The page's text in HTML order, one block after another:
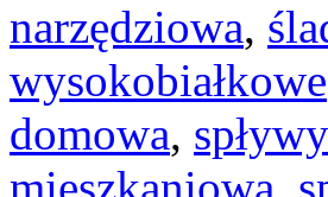
narzędziowa,
wysokobiałkowe
domowa,
mieszkaniowa,